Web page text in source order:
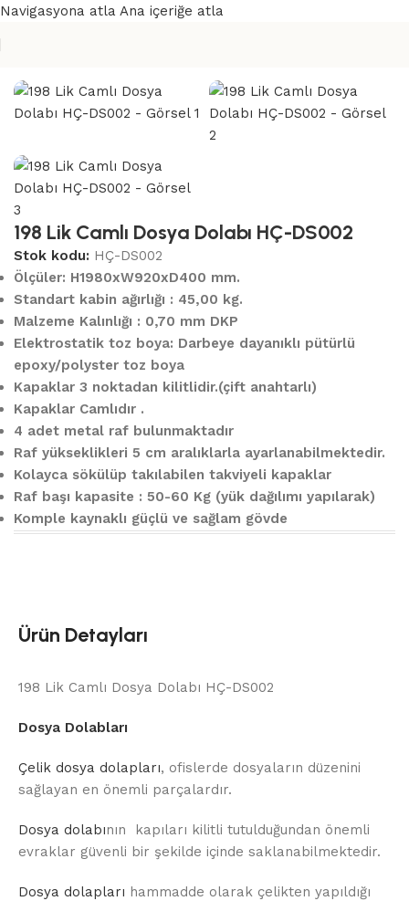
Navigasyona atla Ana içeriğe atla
198 Lik Camlı Dosya Dolabı HÇ-DS002
Stok kodu: HÇ-DS002
Ölçüler: H1980xW920xD400 mm.
Standart kabin ağırlığı : 45,00 kg.
Malzeme Kalınlığı : 0,70 mm DKP
Elektrostatik toz boya: Darbeye dayanıklı pütürlü
epoxy/polyster toz boya
Kapaklar 3 noktadan kilitlidir.(çift anahtarlı)
Kapaklar Camlıdır .
4 adet metal raf bulunmaktadır
Raf yükseklikleri 5 cm aralıklarla ayarlanabilmektedir.
Kolayca sökülüp takılabilen takviyeli kapaklar
Raf başı kapasite : 50-60 Kg (yük dağılımı yapılarak)
Komple kaynaklı güçlü ve sağlam gövde
Ürün Detayları
198 Lik Camlı Dosya Dolabı HÇ-DS002
Dosya Dolabları
Çelik dosya dolapları, ofislerde dosyaların düzenini
sağlayan en önemli parçalardır.
Dosya dolabının kapıları kilitli tutulduğundan önemli
evraklar güvenli bir şekilde içinde saklanabilmektedir.
Dosya dolapları hammadde olarak çelikten yapıldığı